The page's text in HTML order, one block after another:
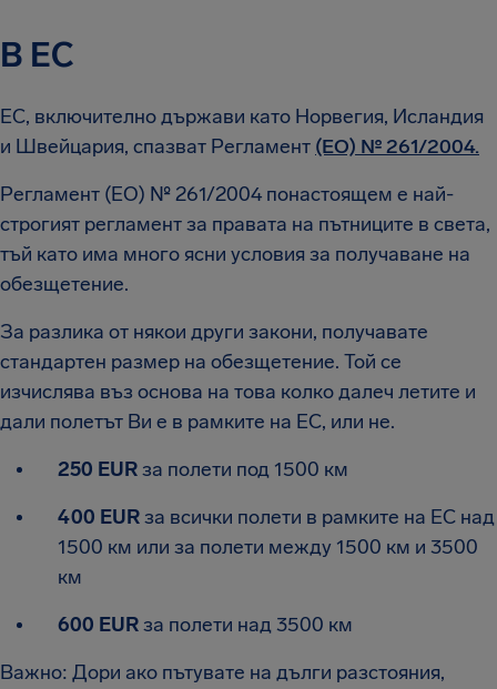
В ЕС
ЕС, включително държави като Норвегия, Исландия
и Швейцария, спазват Регламент (ЕО) № 261/2004.
Регламент (ЕО) № 261/2004 понастоящем е най-
строгият регламент за правата на пътниците в света,
тъй като има много ясни условия за получаване на
обезщетение.
За разлика от някои други закони, получавате
стандартен размер на обезщетение. Той се
изчислява въз основа на това колко далеч летите и
дали полетът Ви е в рамките на ЕС, или не.
250 EURза полети под 1500 км
400 EURза всички полети в рамките на ЕС над
1500 км или за полети между 1500 км и 3500
км
600 EURза полети над 3500 км
Важно: Дори ако пътувате на дълги разстояния,